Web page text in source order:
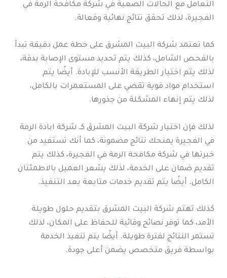
التعامل مع الحالات الصعبة في شركة مكافحة الرمة في
الفجيرة، لذلك تحقق نتائج نهائية وفعالة.
كما تعتمد شركة البيت المشرق على خطة عمل دقيقة تبدأ
بالفحص الشامل، كذلك يتم تحديد مستوى الإصابة بدقة،
لذلك يتم اختيار الطريقة الأنسب للإبادة. أيضًا يتم
استخدام مواد قوية تقضي على المستعمرات بالكامل،
لذلك يتم إنهاء المشكلة من جذورها.
لذلك فإن اختيار شركة البيت المشرق كـ شركة ابادة الرمة
في الفجيرة يمنحك نتائج مضمونة، كما أنك تستفيد من
خبرتها في شركة مكافحة الرمة في الفجيرة، كذلك يتم
تقديم ضمان على الخدمة، لذلك يشعر العميل بالاطمئنان
الكامل. أيضًا يتم تقديم خدمات متابعة بعد التنفيذ.
كذلك تهتم شركة البيت المشرق بتقديم حلول طويلة
الأمد، كما توفر نصائح وقائية للحفاظ على المكان، لذلك
تستمر النتائج لفترة طويلة. أيضًا يتم تنفيذ الخدمة
بواسطة فريق متخصص يضمن أعلى جودة.